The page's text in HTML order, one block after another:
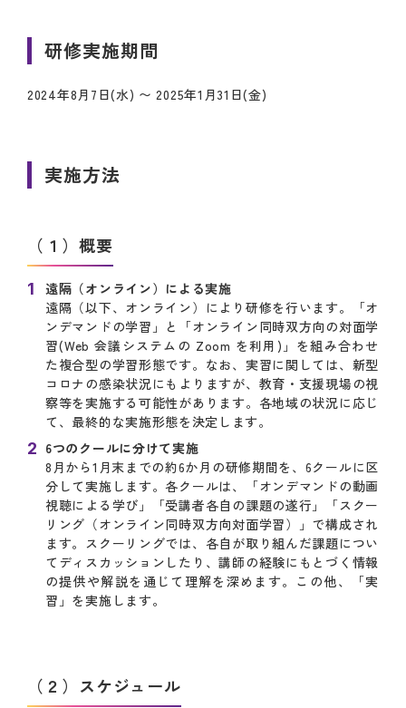
研修実施期間
2024年8月7日(水) 〜 2025年1月31日(金)
実施方法
（１）概要
遠隔（オンライン）による実施
遠隔（以下、オンライン）により研修を行います。「オ
ンデマンドの学習」と「オンライン同時双方向の対面学
習(Web 会議システムの Zoom を利用)」を組み合わせ
た複合型の学習形態です。なお、実習に関しては、新型
コロナの感染状況にもよりますが、教育・支援現場の視
察等を実施する可能性があります。各地域の状況に応じ
て、最終的な実施形態を決定します。
6つのクールに分けて実施
8月から1月末までの約6か月の研修期間を、6クールに区
分して実施します。各クールは、「オンデマンドの動画
視聴による学び」「受講者各自の課題の遂行」「スクー
リング（オンライン同時双方向対面学習）」で構成され
ます。スクーリングでは、各自が取り組んだ課題につい
てディスカッションしたり、講師の経験にもとづく情報
の提供や解説を通じて理解を深めます。この他、「実
習」を実施します。
（２）スケジュール